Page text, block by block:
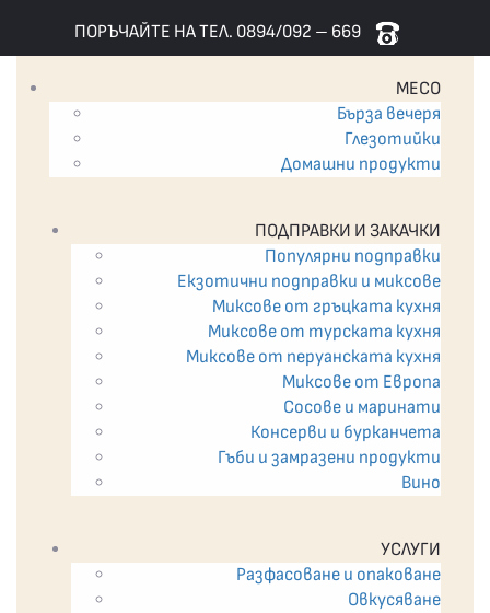
ПОРЪЧАЙТЕ НА ТЕЛ. 0894/092 – 669
МЕСО
Бърза вечеря
Глезотийки
Домашни продукти
ПОДПРАВКИ И ЗАКАЧКИ
Популярни подправки
Екзотични подпрaвки и миксове
Миксове от гръцката кухня
Миксове от турската кухня
Миксове от перуанската кухня
Миксове от Европа
Сосове и маринати
Консерви и бурканчета
Гъби и замразени продукти
Вино
УСЛУГИ
Разфасоване и опаковане
Овкусяване